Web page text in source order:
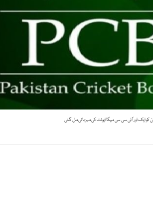
کو ایک اور آئی سی سی میگا ایونٹ کی میزبانی مل گئی